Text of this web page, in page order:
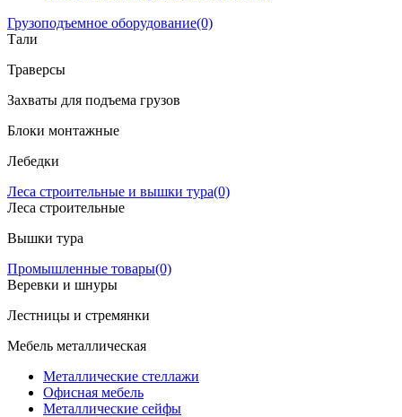
Грузоподъемное оборудование(0)
Тали
Траверсы
Захваты для подъема грузов
Блоки монтажные
Лебедки
Леса строительные и вышки тура(0)
Леса строительные
Вышки тура
Промышленные товары(0)
Веревки и шнуры
Лестницы и стремянки
Мебель металлическая
Металлические стеллажи
Офисная мебель
Металлические сейфы